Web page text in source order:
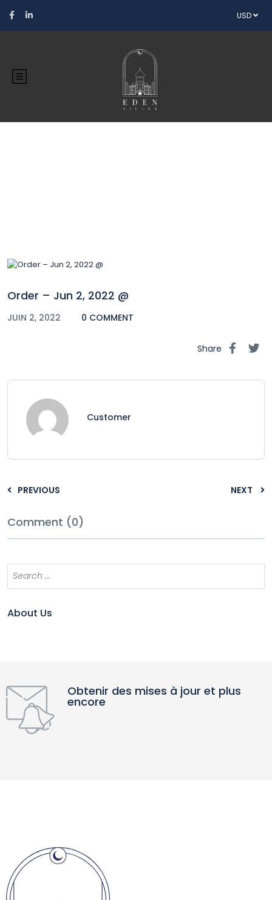
USD
Order – Jun 2, 2022 @
JUIN 2, 2022 0 COMMENT
Share
Customer
PREVIOUS NEXT
Comment (0)
About Us
Obtenir des mises à jour et plus
encore